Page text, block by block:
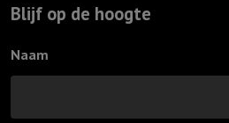
Blijf op de hoogte
Naam